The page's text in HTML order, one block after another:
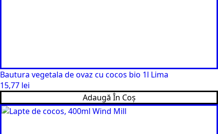
Bautura vegetala de ovaz cu cocos bio 1l Lima
15,77 lei
Adaugă În Coș